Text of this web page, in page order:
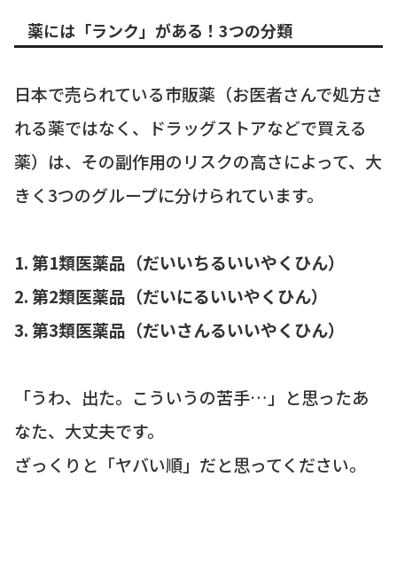
薬には「ランク」がある！3つの分類
日本で売られている市販薬（お医者さんで処方さ
れる薬ではなく、ドラッグストアなどで買える
薬）は、その副作用のリスクの高さによって、大
きく3つのグループに分けられています。
1. 第1類医薬品（だいいちるいいやくひん）
2. 第2類医薬品（だいにるいいやくひん）
3. 第3類医薬品（だいさんるいいやくひん）
「うわ、出た。こういうの苦手…」と思ったあ
なた、大丈夫です。
ざっくりと「ヤバい順」だと思ってください。